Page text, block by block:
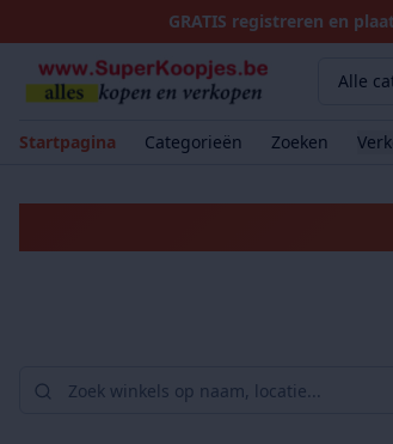
GRATIS registreren en
Alle
Startpagina Categorieën Zoeken